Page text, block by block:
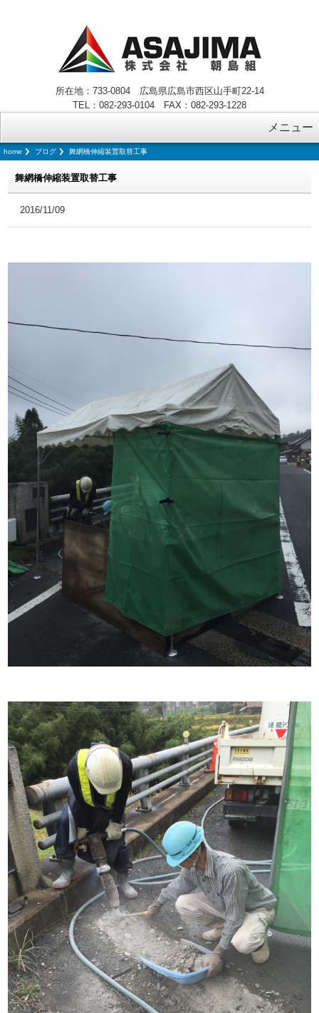
所在地：733-0804 広島県広島市西区山手町22-14
TEL：082-293-0104 FAX：082-293-1228
メニュー
home ブログ 舞網橋伸縮装置取替工事
舞網橋伸縮装置取替工事
2016/11/09